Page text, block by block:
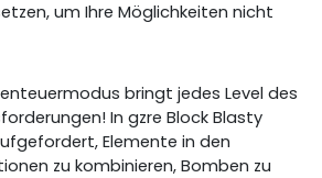
um Ihre Möglichkeiten nicht
bringt jedes Level des
In gzre Block Blasty
Elemente in den
zu kombinieren, Bomben zu